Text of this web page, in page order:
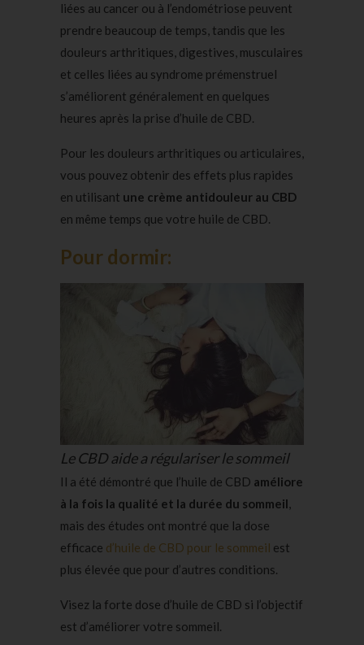
liées au cancer ou à l’endométriose peuvent
prendre beaucoup de temps, tandis que les
douleurs arthritiques, digestives, musculaires
et celles liées au syndrome prémenstruel
s’améliorent généralement en quelques
heures après la prise d’huile de CBD.
Pour les douleurs arthritiques ou articulaires,
vous pouvez obtenir des effets plus rapides
en utilisant une crème antidouleur au CBD
en même temps que votre huile de CBD.
Pour dormir:
Le CBD aide a régulariser le sommeil
Il a été démontré que l’huile de CBD améliore
à la fois la qualité et la durée du sommeil,
mais des études ont montré que la dose
efficace d’huile de CBD pour le sommeil est
plus élevée que pour d’autres conditions.
Visez la forte dose d’huile de CBD si l’objectif
est d’améliorer votre sommeil.